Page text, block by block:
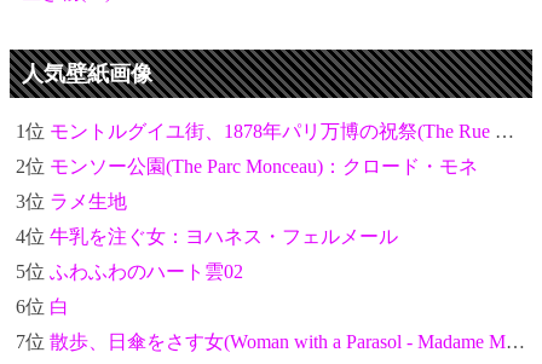
人気壁紙画像
1位 モントルグイユ街、1878年パリ万博の祝祭(The Rue Montorgueil in Paris. Celebration of June 30, 1878)：クロード・モネ
2位 モンソー公園(The Parc Monceau)：クロード・モネ
3位 ラメ生地
4位 牛乳を注ぐ女：ヨハネス・フェルメール
5位 ふわふわのハート雲02
6位 白
7位 散歩、日傘をさす女(Woman with a Parasol - Madame Monet and Her Son)：クロード・モネ